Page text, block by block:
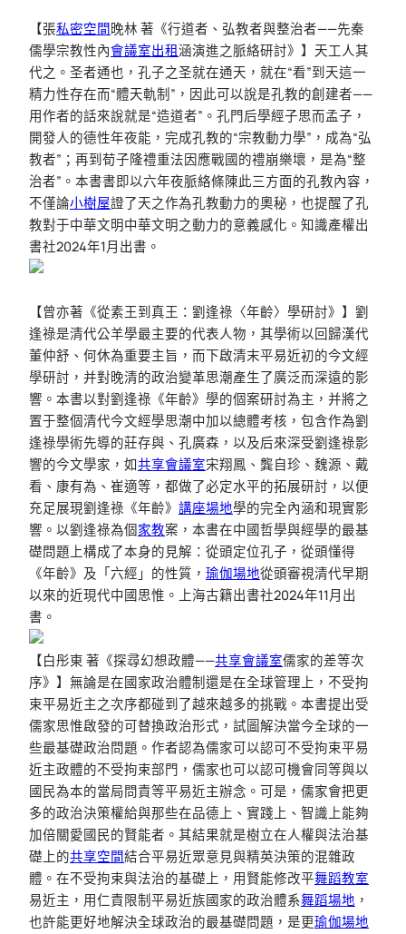
【張私密空間 晚林 著《行道者、弘教者與整治者——先秦
儒學宗教性內會議室出租涵演進之脈絡研討》】天工人其
代之。圣者通也，孔子之圣就在通天，就在“看”到天這一
精力性存在而“體天軌制”，因此可以說是孔教的創建者——
用作者的話來說就是“造道者”。孔門后學經子思而孟子，
開發人的德性年夜能，完成孔教的“宗教動力學”，成為“弘
教者”；再到荀子隆禮重法因應戰國的禮崩樂壞，是為“整
治者”。本書書即以六年夜脈絡條陳此三方面的孔教內容，
不僅論小樹屋證了天之作為孔教動力的奧秘，也提醒了孔
教對于中華文明中華文明之動力的意義感化。知識產權出
書社2024年1月出書。
【曾亦著《從素王到真王：劉逢祿〈年齡〉學研討》】劉
逢祿是清代公羊學最主要的代表人物，其學術以回歸漢代
董仲舒、何休為重要主旨，而下啟清末平易近初的今文經
學研討，并對晚清的政治變革思潮產生了廣泛而深遠的影
響。本書以對劉逢祿《年齡》學的個案研討為主，并將之
置于整個清代今文經學思潮中加以總體考核，包含作為劉
逢祿學術先導的莊存與、孔廣森，以及后來深受劉逢祿影
響的今文學家，如共享會議室宋翔鳳、龔自珍、魏源、戴
看、康有為、崔適等，都做了必定水平的拓展研討，以便
充足展現劉逢祿《年齡》 講座場地學的完全內涵和現實影
響。以劉逢祿為個家教案，本書在中國哲學與經學的最基
礎問題上構成了本身的見解：從頭定位孔子，從頭懂得
《年齡》及「六經」的性質， 瑜伽場地從頭審視清代早期
以來的近現代中國思惟。上海古籍出書社2024年11月出
書。
【白彤東 著《探尋幻想政體——共享會議室儒家的差等次
序》】無論是在國家政治體制還是在全球管理上，不受拘
束平易近主之次序都碰到了越來越多的挑戰。本書提出受
儒家思惟啟發的可替換政治形式，試圖解決當今全球的一
些最基礎政治問題。作者認為儒家可以認可不受拘束平易
近主政體的不受拘束部門，儒家也可以認可機會同等與以
國民為本的當局問責等平易近主辦念。可是，儒家會把更
多的政治決策權給與那些在品德上、實踐上、智識上能夠
加倍關愛國民的賢能者。其結果就是樹立在人權與法治基
礎上的共享空間結合平易近眾意見與精英決策的混雜政
體。在不受拘束與法治的基礎上，用賢能修改平舞蹈教室
易近主，用仁責限制平易近族國家的政治體系舞蹈場地 ，
也許能更好地解決全球政治的最基礎問題，是更瑜伽場地